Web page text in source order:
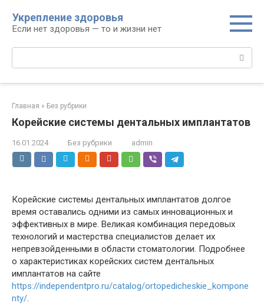
контенту
Укрепление здоровья
Если нет здоровья — то и жизни нет
Поиск:
Главная » Без рубрики
Корейские системы дентальных имплантатов
16.01.2024 Без рубрики admin
Корейские системы дентальных имплантатов долгое
время оставались одними из самых инновационных и
эффективных в мире. Великая комбинация передовых
технологий и мастерства специалистов делает их
непревзойденными в области стоматологии. Подробнее
о характеристиках корейских систем дентальных
имплантатов на сайте
https://independentpro.ru/catalog/ortopedicheskie_kompone
nty/.